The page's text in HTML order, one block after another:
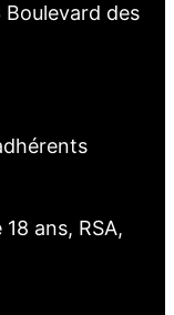
Boulevard des
ans, RSA,